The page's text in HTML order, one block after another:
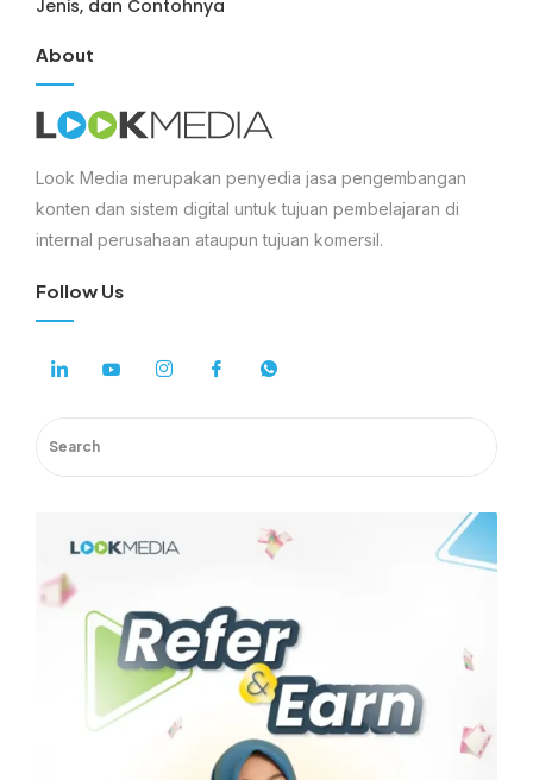
Jenis, dan Contohnya
About
Look Media merupakan penyedia jasa pengembangan
konten dan sistem digital untuk tujuan pembelajaran di
internal perusahaan ataupun tujuan komersil.
Follow Us